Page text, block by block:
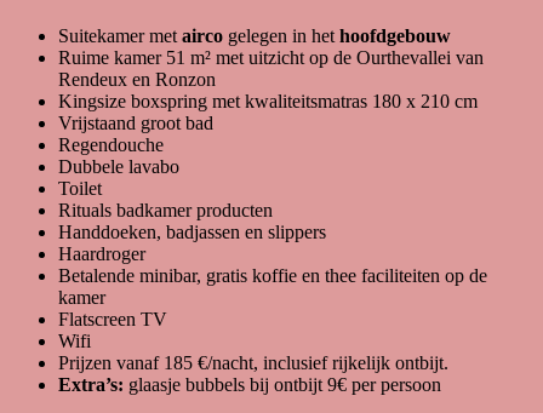
Suitekamer met airco gelegen in het hoofdgebouw
Ruime kamer 51 m² met uitzicht op de Ourthevallei van
Rendeux en Ronzon
Kingsize boxspring met kwaliteitsmatras 180 x 210 cm
Vrijstaand groot bad
Regendouche
Dubbele lavabo
Toilet
Rituals badkamer producten
Handdoeken, badjassen en slippers
Haardroger
Betalende minibar, gratis koffie en thee faciliteiten op de
kamer
Flatscreen TV
Wifi
Prijzen vanaf 185 €/nacht, inclusief rijkelijk ontbijt.
Extra’s: glaasje bubbels bij ontbijt 9€ per persoon